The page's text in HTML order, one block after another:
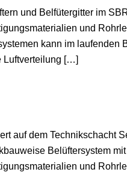
und Belfütergitter im
und
kann im
Luftverteilung […]
auf dem Technikschacht
Belüftersystem
und